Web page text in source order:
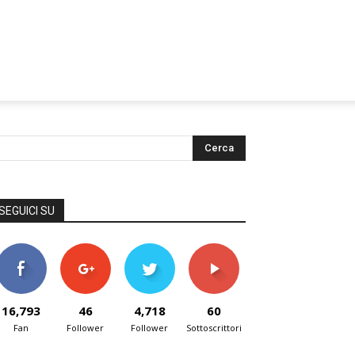
SU
16,793
Fan
46
Follower
4,718
Follower
60
Sottoscrittori